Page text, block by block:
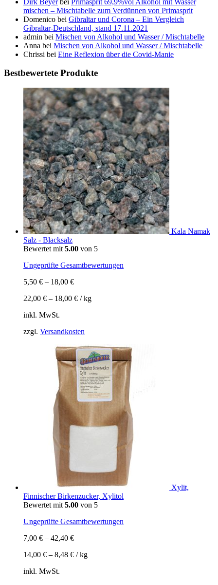
mischen – Mischtabelle zum Verdünnen von Primasprit
Domenico bei Gibraltar und Corona – Ein Vergleich
Gibraltar-Deutschland, stand 17.11.2021
admin bei Mischen von Alkohol und Wasser / Mischtabelle
Anna bei Mischen von Alkohol und Wasser / Mischtabelle
Chrissi bei Eine Reflexion über die Covid-Manie
Bestbewertete Produkte
Kala Namak
Salz - Blacksalz
Bewertet mit 5.00 von 5
Ungeprüfte Gesamtbewertungen
5,50 € – 18,00 €
22,00 € – 18,00 € /kg
inkl. MwSt.
zzgl. Versandkosten
Xylit,
Finnischer Birkenzucker, Xylitol
Bewertet mit 5.00 von 5
Ungeprüfte Gesamtbewertungen
7,00 € – 42,40 €
14,00 € – 8,48 € /kg
inkl. MwSt.